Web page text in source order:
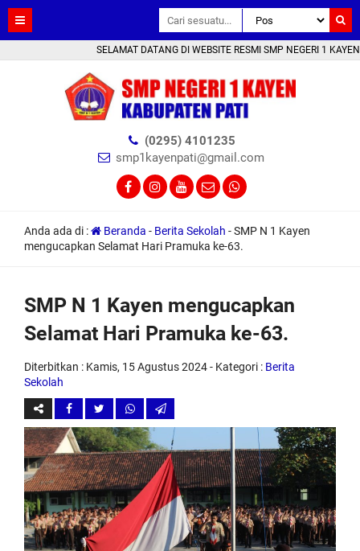
SELAMAT DATANG DI WEBSITE RESMI SMP NEGERI 1 KAYEN
(0295) 4101235
smp1kayenpati@gmail.com
Anda ada di : Beranda - Berita Sekolah -SMP N 1 Kayen
mengucapkan Selamat Hari Pramuka ke-63.
SMP N 1 Kayen mengucapkan
Selamat Hari Pramuka ke-63.
Diterbitkan : Kamis, 15 Agustus 2024- Kategori : Berita
Sekolah